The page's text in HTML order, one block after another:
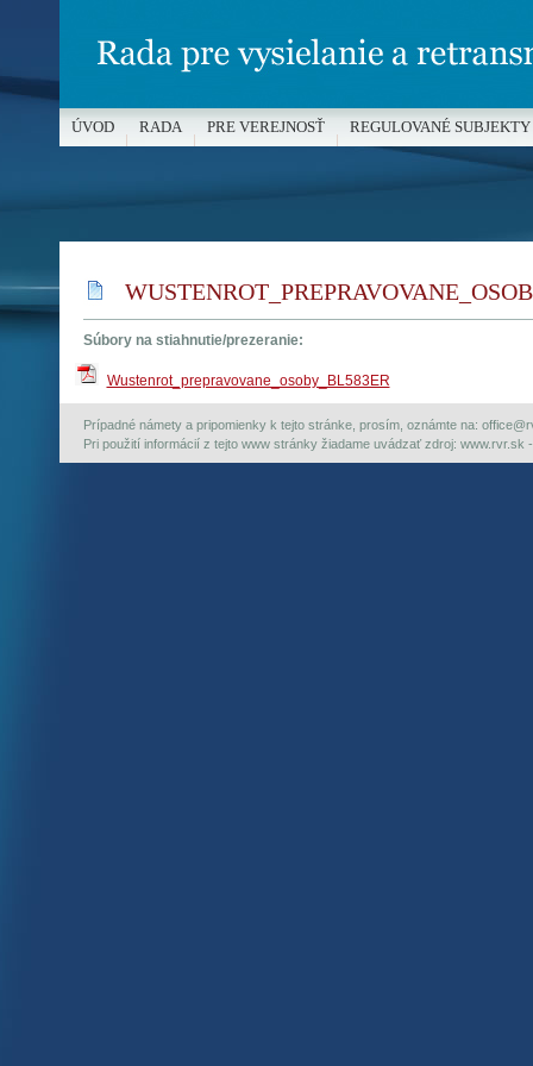
Súbory na stiahnutie/prezeranie:
Wustenrot_prepravovane_osoby_BL583ER
Prípadné námety a pripomienky k tejto stránke, prosím, oznámte na:
Pri použití informácií z tejto www stránky žiadame uvádzať zdroj: www.rvr.sk
ÚVOD RADA PRE VEREJNOSŤ REGULOVANÉ SUBJEKTY